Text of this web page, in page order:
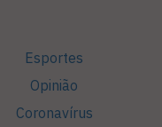
Esportes
Opinião
Coronavírus